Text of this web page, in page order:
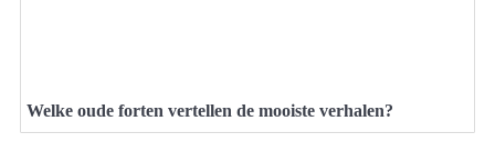
Welke oude forten vertellen de mooiste verhalen?